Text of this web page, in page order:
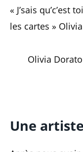
« J’sais qu’c’est
les cartes »
Olivia
Une